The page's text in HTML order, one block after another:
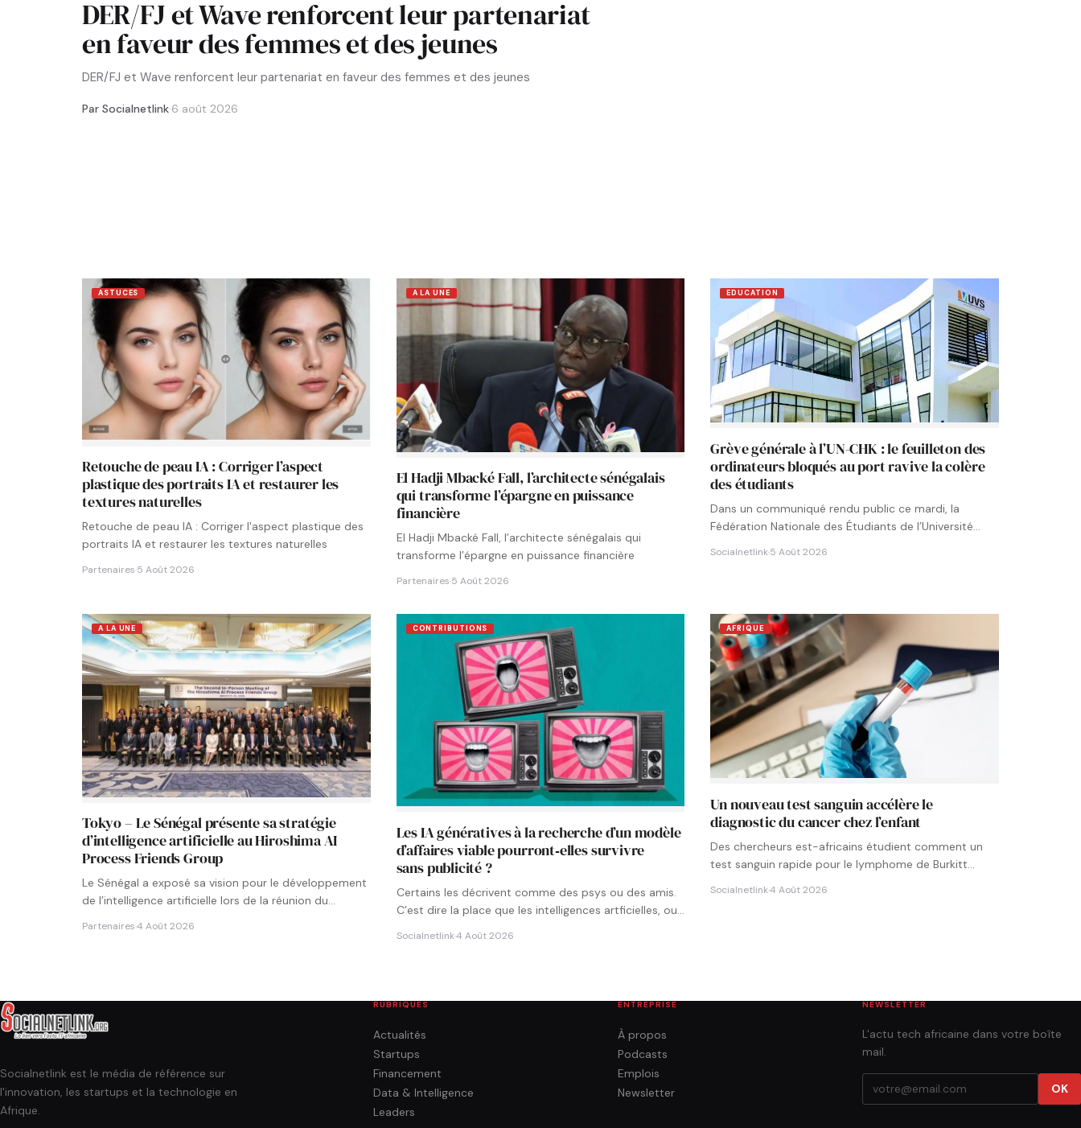
DER/FJ et Wave renforcent leur partenariat
en faveur des femmes et des jeunes
DER/FJ et Wave renforcent leur partenariat en faveur des femmes et des jeunes
Par Socialnetlink·6 août 2026
ASTUCES
Retouche de peau IA : Corriger l’aspect
plastique des portraits IA et restaurer les
textures naturelles
Retouche de peau IA : Corriger l'aspect plastique des
portraits IA et restaurer les textures naturelles
Partenaires·5 Août 2026
A LA UNE
El Hadji Mbacké Fall, l’architecte sénégalais
qui transforme l’épargne en puissance
financière
El Hadji Mbacké Fall, l’architecte sénégalais qui
transforme l’épargne en puissance financière
Partenaires·5 Août 2026
EDUCATION
Grève générale à l’UN-CHK : le feuilleton des
ordinateurs bloqués au port ravive la colère
des étudiants
Dans un communiqué rendu public ce mardi, la
Fédération Nationale des Étudiants de l’Université
Socialnetlink·5 Août 2026
A LA UNE
Tokyo – Le Sénégal présente sa stratégie
d’intelligence artificielle au Hiroshima AI
Process Friends Group
Le Sénégal a exposé sa vision pour le développement
de l’intelligence artificielle lors de la réunion du
Partenaires·4 Août 2026
CONTRIBUTIONS
Les IA génératives à la recherche d’un modèle
d’affaires viable pourront‑elles survivre
sans publicité ?
Certains les décrivent comme des psys ou des amis.
C’est dire la place que les intelligences artficielles, ou…
Socialnetlink·4 Août 2026
AFRIQUE
Un nouveau test sanguin accélère le
diagnostic du cancer chez l’enfant
Des chercheurs est-africains étudient comment un
test sanguin rapide pour le lymphome de Burkitt
Socialnetlink·4 Août 2026
Socialnetlink est le média de référence sur
l'innovation, les startups et la technologie en
Afrique.
RUBRIQUES
Actualités
Startups
Financement
Data & Intelligence
Leaders
ENTREPRISE
À propos
Podcasts
Emplois
Newsletter
NEWSLETTER
L'actu tech africaine dans votre boîte
mail.
OK